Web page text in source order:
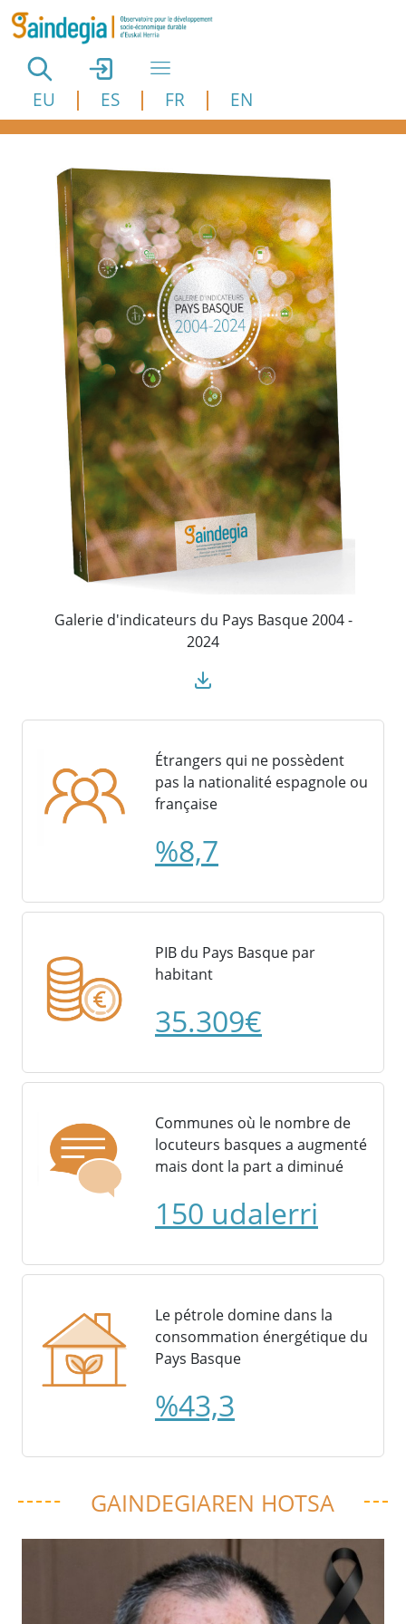
Aller au contenu principal
EU ES FR EN
Galerie d'indicateurs du Pays Basque 2004 -
2024
Étrangers qui ne possèdent
pas la nationalité espagnole ou
française
%8,7
PIB du Pays Basque par
habitant
35.309€
Communes où le nombre de
locuteurs basques a augmenté
mais dont la part a diminué
150 udalerri
Le pétrole domine dans la
consommation énergétique du
Pays Basque
%43,3
GAINDEGIAREN HOTSA